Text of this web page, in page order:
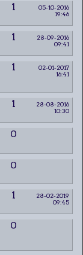
1
05-10-2016
19:46
1
28-09-2016
09:41
1
02-01-2017
16:41
1
28-08-2016
10:30
0
0
1
28-02-2019
09:45
0